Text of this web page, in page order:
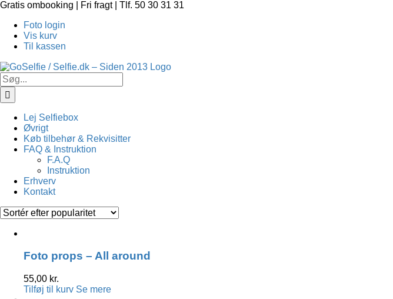
Skip
content
Gratis ombooking | Fri fragt | Tlf. 50 30 31 31
Foto login
Vis kurv
Til kassen
Søg
efter:
Lej Selfiebox
Øvrigt
Køb tilbehør & Rekvisitter
FAQ & Instruktion
F.A.Q
Instruktion
Erhverv
Kontakt
Foto props – All around
55,00 kr.
Tilføj til kurv Se mere